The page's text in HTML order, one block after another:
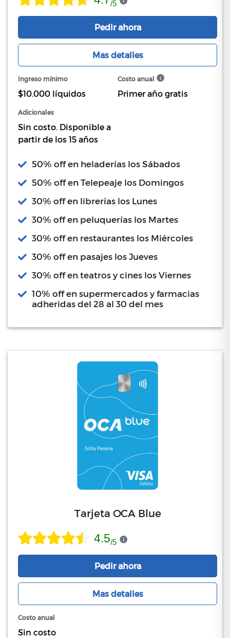
/5
Pedir ahora
Mas detalles
Ingreso mínimo
$10.000 líquidos
Costo anual
Primer año gratis
Adicionales
Sin costo. Disponible a
partir de los 15 años
50% off en heladerías los Sábados
50% off en Telepeaje los Domingos
30% off en librerías los Lunes
30% off en peluquerías los Martes
30% off en restaurantes los Miércoles
30% off en pasajes los Jueves
30% off en teatros y cines los Viernes
10% off en supermercados y farmacias
adheridas del 28 al 30 del mes
Tarjeta OCA Blue
4.5/5
Pedir ahora
Mas detalles
Costo anual
Sin costo